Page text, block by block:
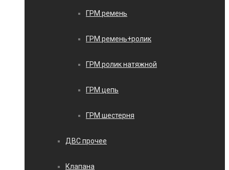
ГРМ ремень
ГРМ ремень+ролик
ГРМ ролик натяжной
ГРМ цепь
ГРМ шестерня
ДВС прочее
Клапана